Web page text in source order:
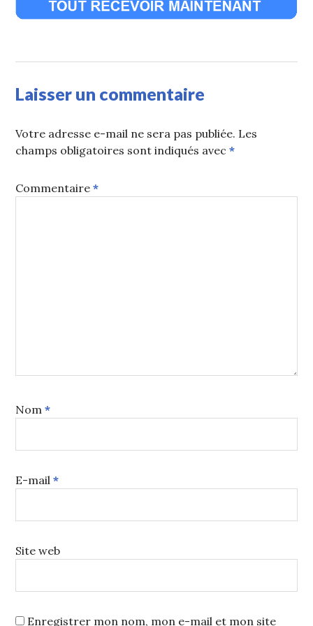
Laisser un commentaire
Votre adresse e-mail ne sera pas publiée. Les
champs obligatoires sont indiqués avec*
Commentaire*
Nom*
E-mail*
Site web
Enregistrer mon nom, mon e-mail et mon site